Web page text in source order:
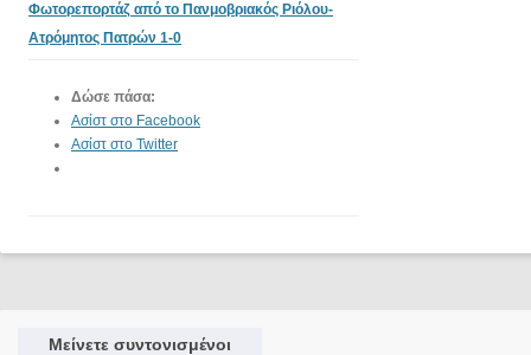
Φωτορεπορτάζ από το Πανμοβριακός Ριόλου-
Ατρόμητος Πατρών 1-0
Δώσε πάσα:
Ασίστ στο Facebook
Ασίστ στο Twitter
Μείνετε συντονισμένοι